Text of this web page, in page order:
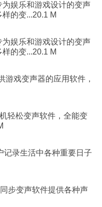
娱乐和游戏设计的变声
的变...20.1 M
娱乐和游戏设计的变声
的变...20.1 M
游戏变声器的应用软件，
轻松变声软件，全能变
记录生活中各种重要日子
步变声软件提供各种声